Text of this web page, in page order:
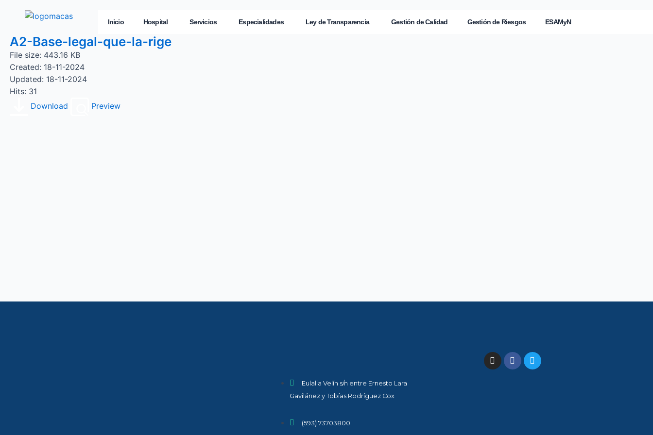
Inicio Hospital Servicios Especialidades Ley de Transparencia Gestión de Calidad Gestión de Riesgos ESAMyN
A2-Base-legal-que-la-rige
File size: 443.16 KB
Created: 18-11-2024
Updated: 18-11-2024
Hits: 31
Download
Preview
Eulalia Velín s/n entre Ernesto Lara
Gavilánez y Tobías Rodríguez Cox
(593) 73703800​